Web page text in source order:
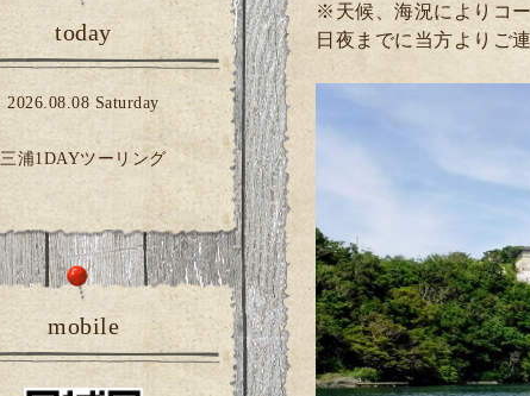
※天候、海況によりコ
日夜までに当方よりご
today
2026.08.08 Saturday
三浦1DAYツーリング
mobile